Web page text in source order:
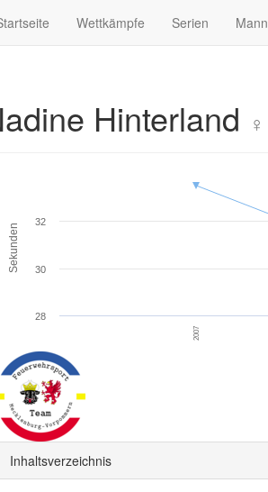
Wettkämpfe Serien
Hinterland ♀
Sekunden
2007
28
30
32
Inhaltsverzeichnis